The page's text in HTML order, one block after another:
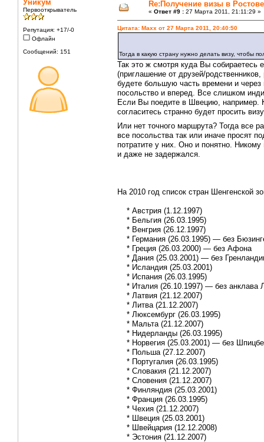
Уникум
Первооткрыватель
Репутация: +17/-0
Офлайн
Сообщений: 151
Re:Получение визы в
« Ответ #9 : 27 Марта 2011, 21:11:29 »
Цитата: Maxx от 27 Марта 2011, 20:40:50
Тогда в какую страну нужно делать визу, чтобы
Так это ж смотря куда Вы собираетесь
(приглашение от друзей/
будете большую часть времени и через
посольство и вперед. Все слишком
Если Вы поедите в Швецию, например.
согласитесь странно будет просить
Или нет точного маршрута? Тогда все
все посольства так или иначе просят
потратите у них. Оно и понятно.
и даже не задержался.
На 2010 год список стран Шенгенской
* Австрия (1.12.1997)
* Бельгия (26.03.1995)
* Венгрия (26.12.1997)
* Германия (26.03.1995) — без
* Греция (26.03.2000) — без Афона
* Дания (25.03.2001) — без
* Исландия (25.03.2001)
* Испания (26.03.1995)
* Италия (26.10.1997) — без анклава
* Латвия (21.12.2007)
* Литва (21.12.2007)
* Люксембург (26.03.1995)
* Мальта (21.12.2007)
* Нидерланды (26.03.1995)
* Норвегия (25.03.2001) — без
* Польша (27.12.2007)
* Португалия (26.03.1995)
* Словакия (21.12.2007)
* Словения (21.12.2007)
* Финляндия (25.03.2001)
* Франция (26.03.1995)
* Чехия (21.12.2007)
* Швеция (25.03.2001)
* Швейцария (12.12.2008)
* Эстония (21.12.2007)